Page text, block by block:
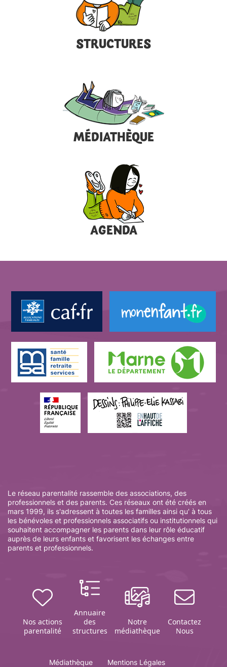
STRUCTURES
MÉDIATHÈQUE
AGENDA
Le réseau parentalité rassemble des associations, des
professionnels et des parents. Ces réseaux ont été créés en
mars 1999, ils s'adressent à toutes les familles ainsi qu' à tous
les bénévoles et professionnels associatifs ou institutionnels qui
souhaitent accompagner les parents dans leur rôle éducatif
auprès de leurs enfants et favorisent les échanges entre
parents et professionnels.
Nos actions
parentalité
Annuaire
des
structures
Notre
médiathèque
Contactez
Nous
Médiathèque Mentions Légales